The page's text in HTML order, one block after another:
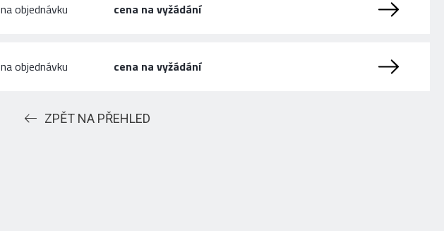
na objednávku cena na vyžádání
na objednávku cena na vyžádání
ZPĚT NA PŘEHLED